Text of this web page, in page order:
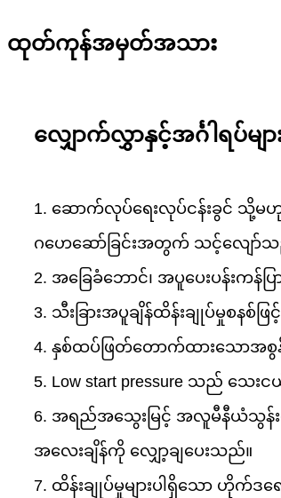
ထုတ်ကုန်အမှတ်အသား
လျှောက်လွှာနှင့်အင်္ဂါရပ်မျာ
1. ဆောက်လုပ်ရေးလုပ်ငန်းခွင် သို့မဟု
ဂဟေဆော်ခြင်းအတွက် သင့်လျော်
2. အခြေခံဘောင်၊ အပူပေးပန်းက
3. သီးခြားအပူချိန်ထိန်းချုပ်မှုစနစ်ဖ
4. နှစ်ထပ်ဖြတ်တောက်ထားသောအစွန်
5. Low start pressure သည် သ
6. အရည်အသွေးမြင့် အလူမီနီယံသွန်း
အလေးချိန်ကို လျှော့ချပေးသည်။
7. ထိန်းချုပ်မှုများပါရှိသော ဟိုက်